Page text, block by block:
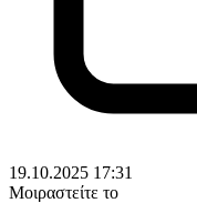
19.10.2025 17:31
Μοιραστείτε το